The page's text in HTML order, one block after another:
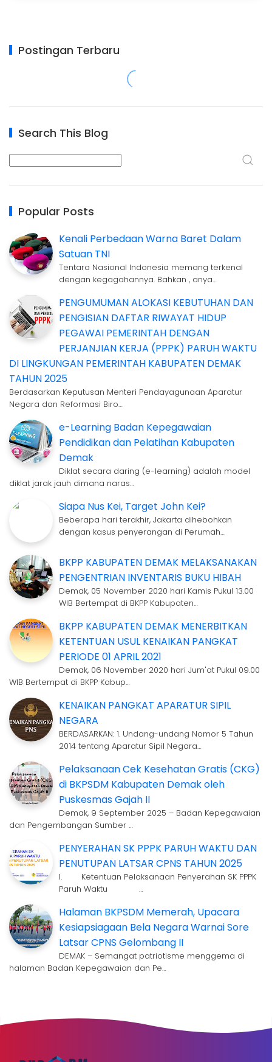
Postingan Terbaru
Search This Blog
Popular Posts
Kenali Perbedaan Warna Baret Dalam
Satuan TNI
Tentara Nasional Indonesia memang terkenal
dengan kegagahannya. Bahkan , anya…
PENGUMUMAN ALOKASI KEBUTUHAN DAN
PENGISIAN DAFTAR RIWAYAT HIDUP
PEGAWAI PEMERINTAH DENGAN
PERJANJIAN KERJA (PPPK) PARUH WAKTU
DI LINGKUNGAN PEMERINTAH KABUPATEN DEMAK
TAHUN 2025
Berdasarkan Keputusan Menteri Pendayagunaan Aparatur
Negara dan Reformasi Biro…
e-Learning Badan Kepegawaian
Pendidikan dan Pelatihan Kabupaten
Demak
Diklat secara daring (e-learning) adalah model
diklat jarak jauh dimana naras…
Siapa Nus Kei, Target John Kei?
Beberapa hari terakhir, Jakarta dihebohkan
dengan kasus penyerangan di Perumah…
BKPP KABUPATEN DEMAK MELAKSANAKAN
PENGENTRIAN INVENTARIS BUKU HIBAH
Demak, 05 November 2020 hari Kamis Pukul 13.00
WIB Bertempat di BKPP Kabupaten…
BKPP KABUPATEN DEMAK MENERBITKAN
KETENTUAN USUL KENAIKAN PANGKAT
PERIODE 01 APRIL 2021
Demak, 06 November 2020 hari Jum'at Pukul 09.00
WIB Bertempat di BKPP Kabup…
KENAIKAN PANGKAT APARATUR SIPIL
NEGARA
BERDASARKAN: 1. Undang-undang Nomor 5 Tahun
2014 tentang Aparatur Sipil Negara…
Pelaksanaan Cek Kesehatan Gratis (CKG)
di BKPSDM Kabupaten Demak oleh
Puskesmas Gajah II
Demak, 9 September 2025 – Badan Kepegawaian
dan Pengembangan Sumber …
PENYERAHAN SK PPPK PARUH WAKTU DAN
PENUTUPAN LATSAR CPNS TAHUN 2025
I. Ketentuan Pelaksanaan Penyerahan SK PPPK
Paruh Waktu …
Halaman BKPSDM Memerah, Upacara
Kesiapsiagaan Bela Negara Warnai Sore
Latsar CPNS Gelombang II
DEMAK – Semangat patriotisme menggema di
halaman Badan Kepegawaian dan Pe…